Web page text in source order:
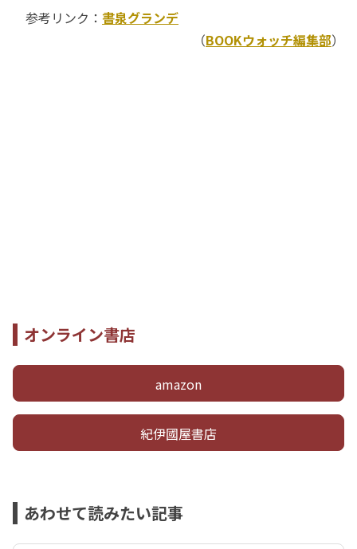
参考リンク： 書泉グランデ
（BOOKウォッチ編集部）
オンライン書店
amazon
紀伊國屋書店
あわせて読みたい記事